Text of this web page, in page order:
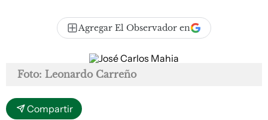
Agregar El Observador en
Foto: Leonardo Carreño
Compartir